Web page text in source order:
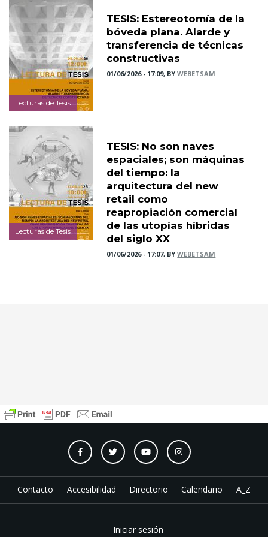
Lecturas de Tesis
TESIS: Estereotomía de la
bóveda plana. Alarde y
transferencia de técnicas
constructivas
01/06/2026 - 17:09, BYWEBETSAM
Lecturas de Tesis
TESIS: No son naves
espaciales; son máquinas
del tiempo: la
arquitectura del new
retail como
reapropiación comercial
de las utopías híbridas
del siglo XX
01/06/2026 - 17:07, BYWEBETSAM
Contacto Accesibilidad Directorio Calendario A_Z
Iniciar sesión